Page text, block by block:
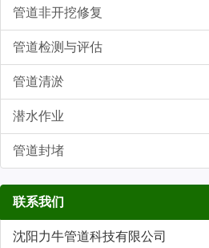
管道非开挖修复
管道检测与评估
管道清淤
潜水作业
管道封堵
联系我们
沈阳力牛管道科技有限公司